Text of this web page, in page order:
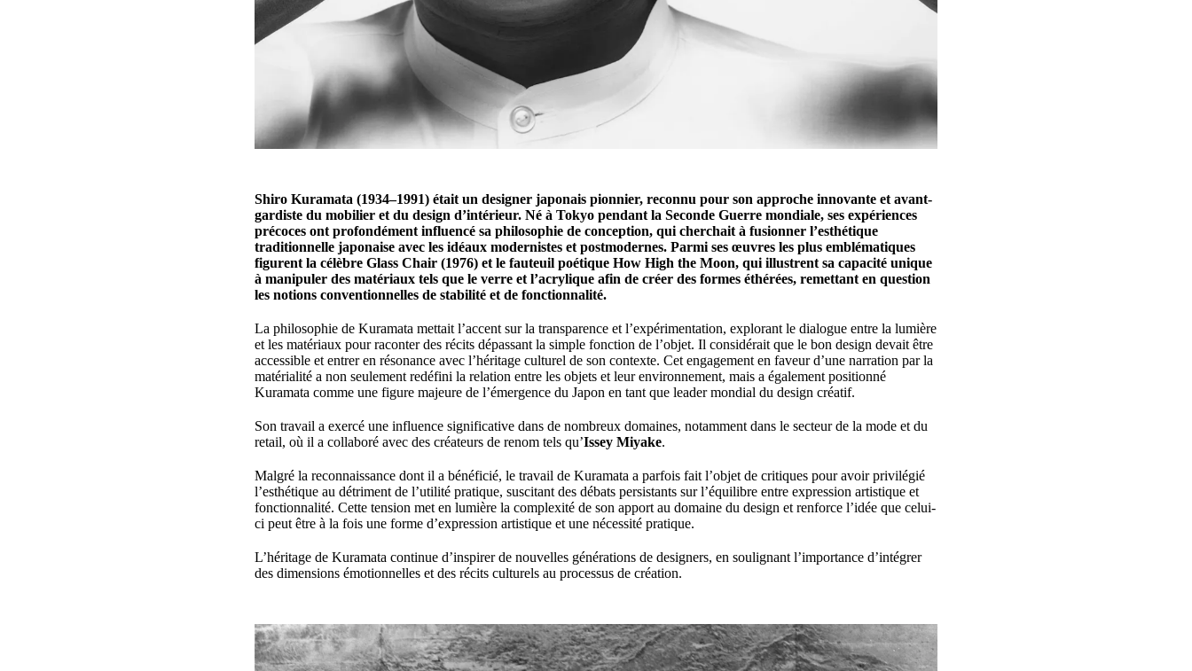
Shiro Kuramata (1934–1991) était un designer japonais pionnier, reconnu pour son approche innovante et avant-
gardiste du mobilier et du design d’intérieur. Né à Tokyo pendant la Seconde Guerre mondiale, ses expériences
précoces ont profondément influencé sa philosophie de conception, qui cherchait à fusionner l’esthétique
traditionnelle japonaise avec les idéaux modernistes et postmodernes. Parmi ses œuvres les plus emblématiques
figurent la célèbre Glass Chair (1976) et le fauteuil poétique How High the Moon, qui illustrent sa capacité unique
à manipuler des matériaux tels que le verre et l’acrylique afin de créer des formes éthérées, remettant en question
les notions conventionnelles de stabilité et de fonctionnalité.
La philosophie de Kuramata mettait l’accent sur la transparence et l’expérimentation, explorant le dialogue entre la lumière
et les matériaux pour raconter des récits dépassant la simple fonction de l’objet. Il considérait que le bon design devait être
accessible et entrer en résonance avec l’héritage culturel de son contexte. Cet engagement en faveur d’une narration par la
matérialité a non seulement redéfini la relation entre les objets et leur environnement, mais a également positionné
Kuramata comme une figure majeure de l’émergence du Japon en tant que leader mondial du design créatif.
Son travail a exercé une influence significative dans de nombreux domaines, notamment dans le secteur de la mode et du
retail, où il a collaboré avec des créateurs de renom tels qu’Issey Miyake.
Malgré la reconnaissance dont il a bénéficié, le travail de Kuramata a parfois fait l’objet de critiques pour avoir privilégié
l’esthétique au détriment de l’utilité pratique, suscitant des débats persistants sur l’équilibre entre expression artistique et
fonctionnalité. Cette tension met en lumière la complexité de son apport au domaine du design et renforce l’idée que celui-
ci peut être à la fois une forme d’expression artistique et une nécessité pratique.
L’héritage de Kuramata continue d’inspirer de nouvelles générations de designers, en soulignant l’importance d’intégrer
des dimensions émotionnelles et des récits culturels au processus de création.